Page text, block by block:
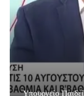
Υπουργείο